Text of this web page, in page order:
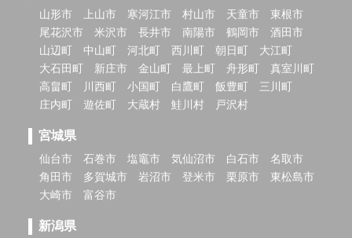
山形市 上山市 寒河江市 村山市 天童市
東根市
尾花沢市
米沢市 長井市 南陽市 鶴岡市
酒田市
山辺町
中山町 河北町 西川町 朝日町
大江町
大石田町
新庄市 金山町 最上町 舟形町
真室川町
高畠町
川西町 小国町 白鷹町 飯豊町
三川町
庄内町
遊佐町 大蔵村 鮭川村 戸沢村
宮城県
仙台市 石巻市 塩竈市 気仙沼市 白石市
名取市
角田市
多賀城市 岩沼市 登米市 栗原市
東松島市
大崎市
富谷市
新潟県